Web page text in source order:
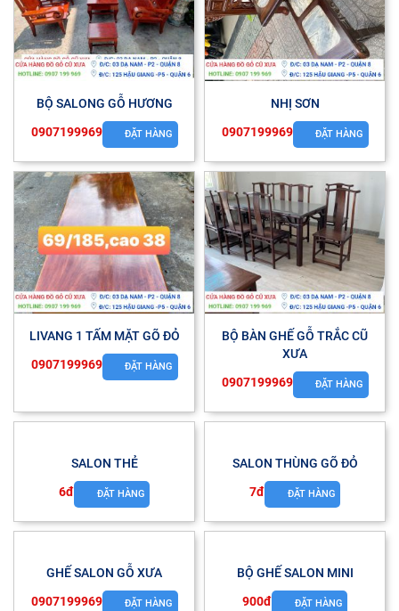
BỘ SALONG GỖ HƯƠNG
0907199969
ĐẶT HÀNG
NHỊ SƠN
0907199969
ĐẶT HÀNG
LIVANG 1 TẤM MẶT GÕ ĐỎ
0907199969
ĐẶT HÀNG
BỘ BÀN GHẾ GỖ TRẮC CŨ
XƯA
0907199969
ĐẶT HÀNG
SALON THẺ
6đ
ĐẶT HÀNG
SALON THÙNG GÕ ĐỎ
7đ
ĐẶT HÀNG
GHẾ SALON GỖ XƯA
0907199969
ĐẶT HÀNG
BỘ GHẾ SALON MINI
900đ
ĐẶT HÀNG